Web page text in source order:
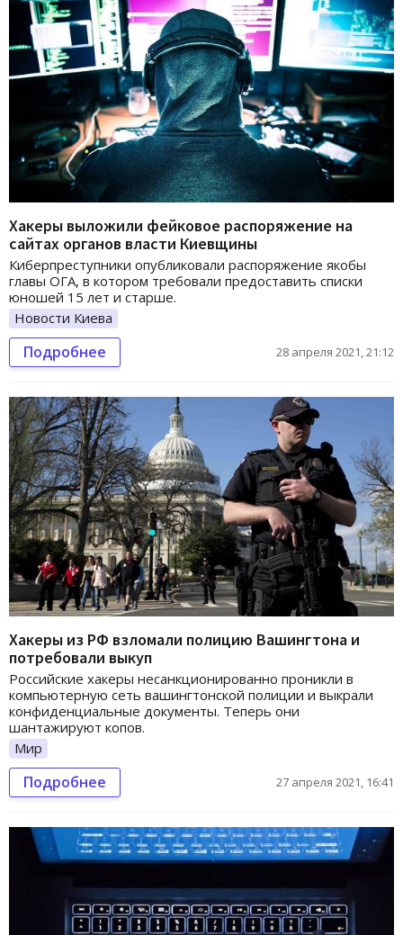
Хакеры выложили фейковое распоряжение на
сайтах органов власти Киевщины
Киберпреступники опубликовали распоряжение якобы
главы ОГА, в котором требовали предоставить списки
юношей 15 лет и старше.
Новости Киева
Подробнее 28 апреля 2021, 21:12
Хакеры из РФ взломали полицию Вашингтона и
потребовали выкуп
Российские хакеры несанкционированно проникли в
компьютерную сеть вашингтонской полиции и выкрали
конфиденциальные документы. Теперь они
шантажируют копов.
Мир
Подробнее 27 апреля 2021, 16:41